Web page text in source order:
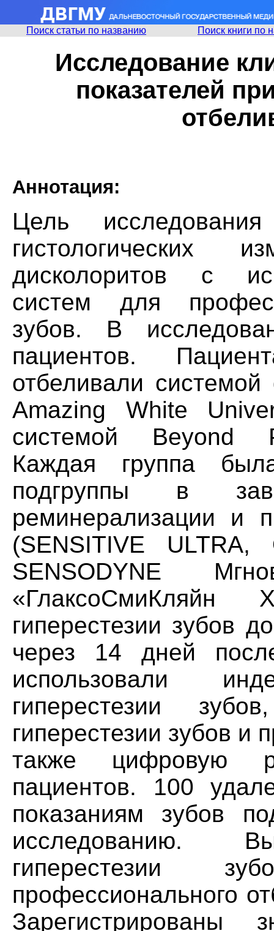
Поиск статьи по названию Поиск книги по
Исследование
показателей
Аннотация:
Цель
гистологических
дисколоритов с
систем для
зубов. В
пациентов.
отбеливали системой
Amazing White
системой Beyond
Каждая группа
подгруппы в
реминерализации и
(SENSITIVE
SENSODYNE
«ГлаксоСмиКляйн
гиперестезии зубов
через 14 дней
использовали
гиперестезии
гиперестезии зубов
также цифровую
пациентов. 100
показаниям зубов
исследованию.
гиперестезии
профессионального
Зарегистрированы